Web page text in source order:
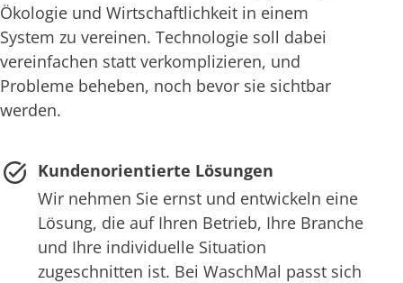
Ökologie und Wirtschaftlichkeit in einem
System zu vereinen. Technologie soll dabei
vereinfachen statt verkomplizieren, und
Probleme beheben, noch bevor sie sichtbar
werden.
Kundenorientierte Lösungen
Wir nehmen Sie ernst und entwickeln eine
Lösung, die auf Ihren Betrieb, Ihre Branche
und Ihre individuelle Situation
zugeschnitten ist. Bei WaschMal passt sich